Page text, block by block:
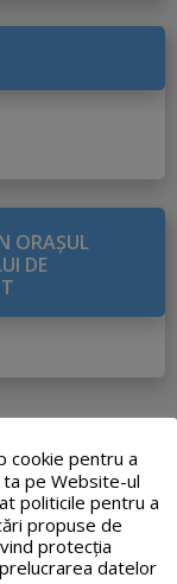
ORAŞUL
DE
cookie pentru a
pe Website-ul
politicile pentru a
propuse de
protecția
datelor